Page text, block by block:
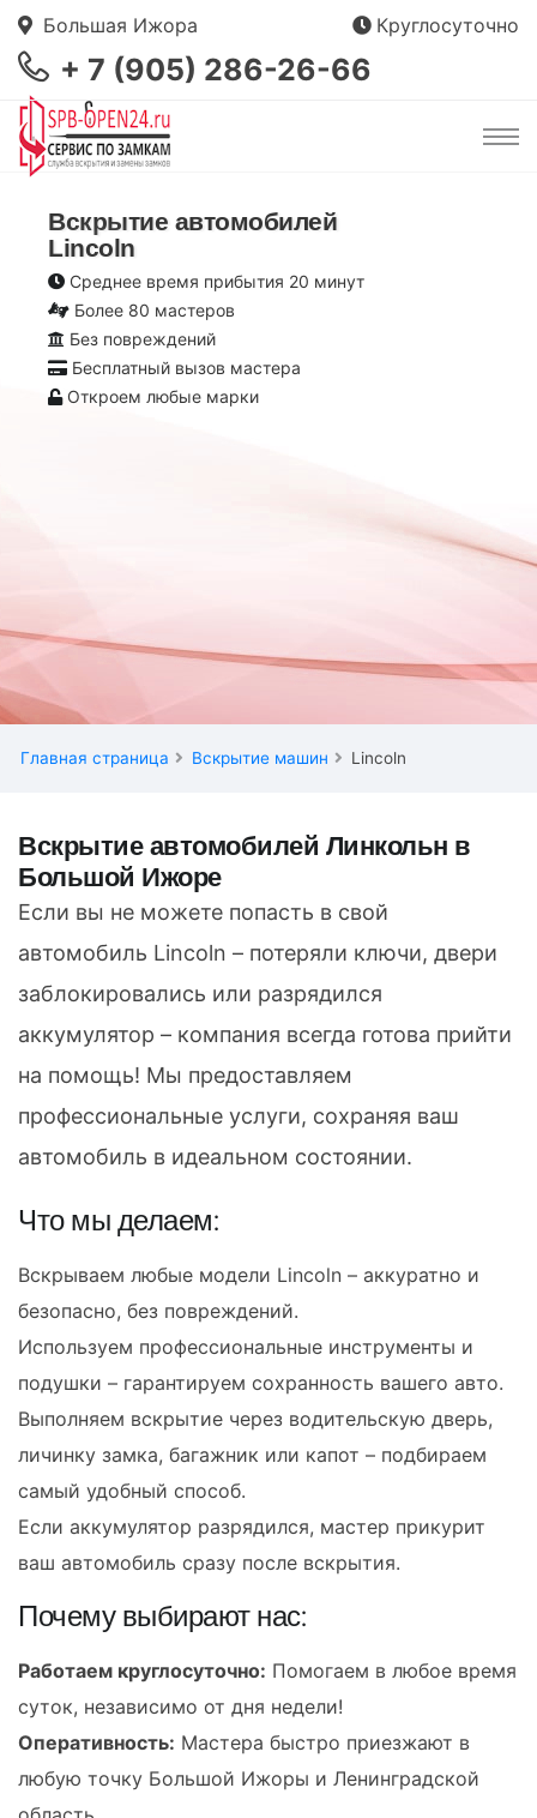
Большая Ижора Круглосуточно
+ 7 (905) 286-26-66
Вскрытие автомобилей
Lincoln
Среднее время прибытия 20 минут
Более 80 мастеров
Без повреждений
Бесплатный вызов мастера
Откроем любые марки
Главная страница Вскрытие машин Lincoln
Вскрытие автомобилей Линкольн в
Большой Ижоре
Если вы не можете попасть в свой
автомобиль Lincoln – потеряли ключи, двери
заблокировались или разрядился
аккумулятор – компания всегда готова прийти
на помощь! Мы предоставляем
профессиональные услуги, сохраняя ваш
автомобиль в идеальном состоянии.
Что мы делаем:
Вскрываем любые модели Lincoln – аккуратно и
безопасно, без повреждений.
Используем профессиональные инструменты и
подушки – гарантируем сохранность вашего авто.
Выполняем вскрытие через водительскую дверь,
личинку замка, багажник или капот – подбираем
самый удобный способ.
Если аккумулятор разрядился, мастер прикурит
ваш автомобиль сразу после вскрытия.
Почему выбирают нас:
Работаем круглосуточно: Помогаем в любое время
суток, независимо от дня недели!
Оперативность: Мастера быстро приезжают в
любую точку Большой Ижоры и Ленинградской